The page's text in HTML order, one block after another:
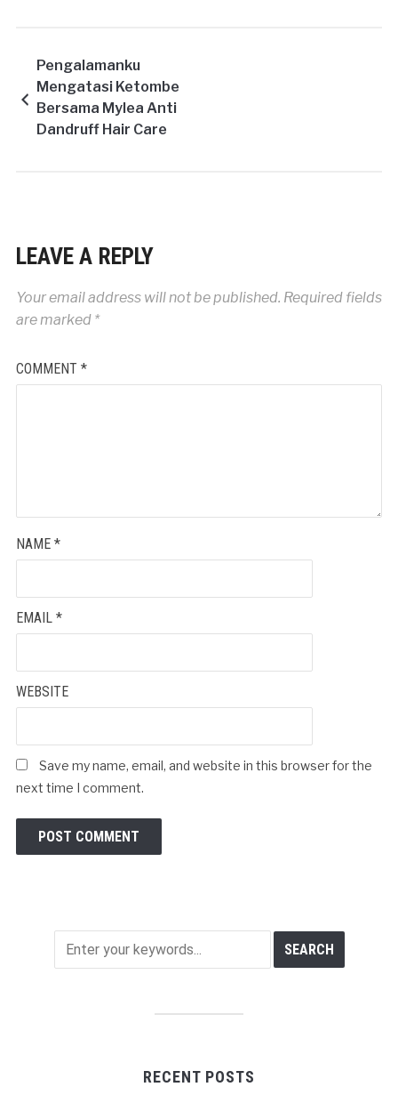
Pengalamanku
Mengatasi Ketombe
Bersama Mylea Anti
Dandruff Hair Care
LEAVE A REPLY
Your email address will not be published. Required fields
are marked *
COMMENT *
NAME *
EMAIL *
WEBSITE
Save my name, email, and website in this browser for the
next time I comment.
RECENT POSTS